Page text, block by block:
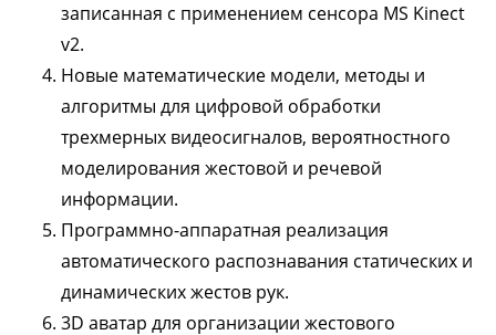
записанная с применением сенсора MS Kinect
v2.
Новые математические модели, методы и
алгоритмы для цифровой обработки
трехмерных видеосигналов, вероятностного
моделирования жестовой и речевой
информации.
Программно-аппаратная реализация
автоматического распознавания статических и
динамических жестов рук.
3D аватар для организации жестового